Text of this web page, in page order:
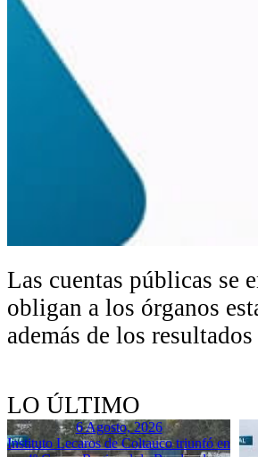
Las cuentas públicas se
obligan a los órganos
además de los
LO ÚLTIMO
6 Agosto, 2026
Instituto Lecaros de Coltauco triunfó en